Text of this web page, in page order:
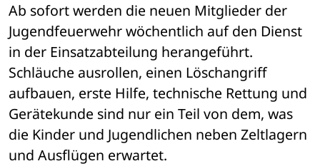
Ab sofort werden die neuen Mitglieder der
Jugendfeuerwehr wöchentlich auf den Dienst
in der Einsatzabteilung herangeführt.
Schläuche ausrollen, einen Löschangriff
aufbauen, erste Hilfe, technische Rettung und
Gerätekunde sind nur ein Teil von dem, was
die Kinder und Jugendlichen neben Zeltlagern
und Ausflügen erwartet.